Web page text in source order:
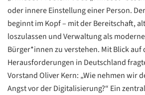
oder innere Einstellung einer Person.
beginnt im Kopf – mit der Bereitschaft,
loszulassen und Verwaltung als
Bürger*innen zu verstehen. Mit Blick auf
Herausforderungen in Deutschland
Vorstand Oliver Kern: „Wie nehmen wir
Angst vor der Digitalisierung?“ Ein